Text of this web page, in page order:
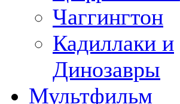
Чаггингтон
Кадиллаки и
Динозавры
Мультфильм